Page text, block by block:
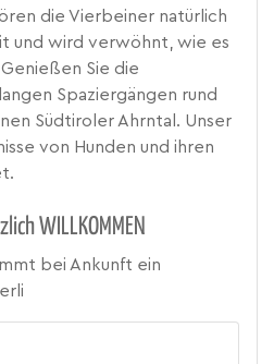
die Vierbeiner natürlich
und wird verwöhnt, wie es
Sie die
Spaziergängen rund
Südtiroler Ahrntal. Unser
von Hunden und ihren
WILLKOMMEN
bei Ankunft ein